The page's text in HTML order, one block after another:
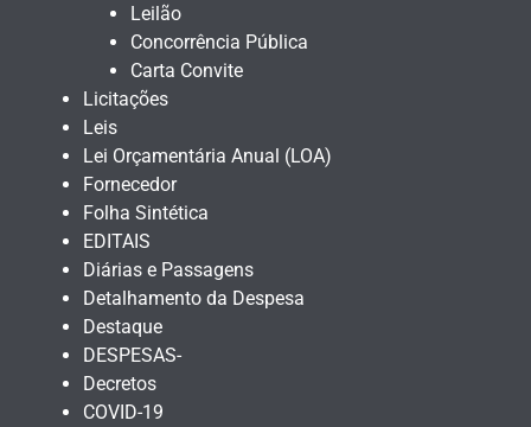
Leilão
Concorrência Pública
Carta Convite
Licitações
Leis
Lei Orçamentária Anual (LOA)
Fornecedor
Folha Sintética
EDITAIS
Diárias e Passagens
Detalhamento da Despesa
Destaque
DESPESAS-
Decretos
COVID-19